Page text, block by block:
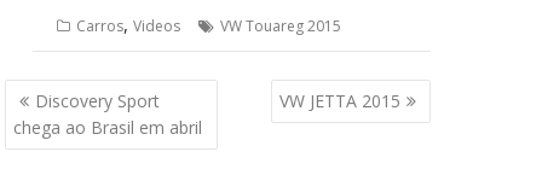
Carros, Videos VW Touareg 2015
Navegação
de
Post
Discovery Sport
chega ao Brasil em abril
VW JETTA 2015